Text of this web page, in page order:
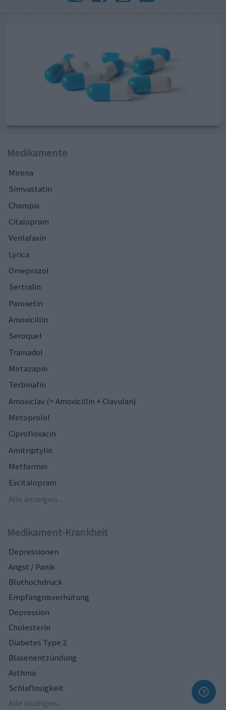
Medikamente
Mirena
Simvastatin
Champix
Citalopram
Venlafaxin
Lyrica
Omeprazol
Sertralin
Paroxetin
Amoxicillin
Seroquel
Tramadol
Mirtazapin
Terbinafin
Amoxiclav (= Amoxicillin + Clavulan)
Metoprolol
Ciprofloxacin
Amitriptylin
Metformin
Escitalopram
Alle anzeigen...
Medikament-Krankheit
Depressionen
Angst / Panik
Bluthochdruck
Empfängnisverhütung
Depression
Cholesterin
Diabetes Type 2
Blasenentzündung
Asthma
Schlaflosigkeit
Alle anzeigen...